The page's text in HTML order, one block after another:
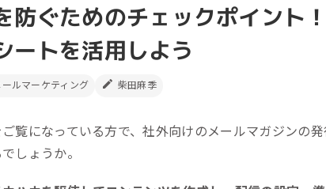
関係を強めたい
起こしソリューション]
集客効果分析
アンケート分析
防ぐためのチェックポイント
ートを活用しよう
ールマーケティング 柴田麻季
覧になっている方で、社外向けのメールマガジンの
しょうか。